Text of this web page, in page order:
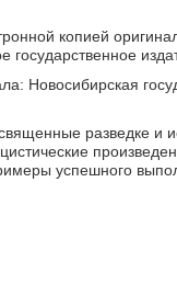
копией
государственное
Новосибирская
разведке и
успешного